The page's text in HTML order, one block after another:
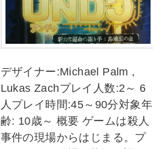
デザイナー:Michael Palm ,
Lukas Zachプレイ人数:2～ 6
人プレイ時間:45～90分対象年
齢: 10歳～ 概要 ゲームは殺人
事件の現場からはじまる。プ